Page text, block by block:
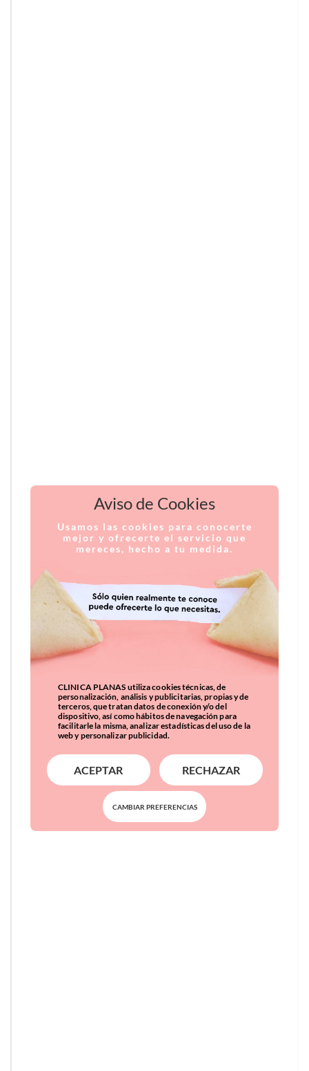
Aviso de Cookies
Usamos las cookies para conocerte
mejor y ofrecerte el servicio que
mereces, hecho a tu medida.
CLINICA PLANAS utiliza cookies técnicas, de
personalización, análisis y publicitarias, propias y de
terceros, que tratan datos de conexión y/o del
dispositivo, así como hábitos de navegación para
facilitarle la misma, analizar estadísticas del uso de la
web y personalizar publicidad.
ACEPTAR RECHAZAR
CAMBIAR PREFERENCIAS